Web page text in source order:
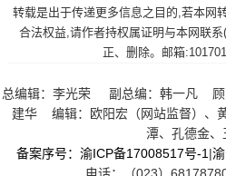
转载是出于传递更多信息之目的,若本网
合法权益,请作者持权属证明与本网联
正、删除。邮箱
总编辑：李光荣 副总编：韩一凡
建华 编辑：欧阳宏（网站监督）、
潭、孔德金、
备案序号：渝ICP备17008517号-1 |